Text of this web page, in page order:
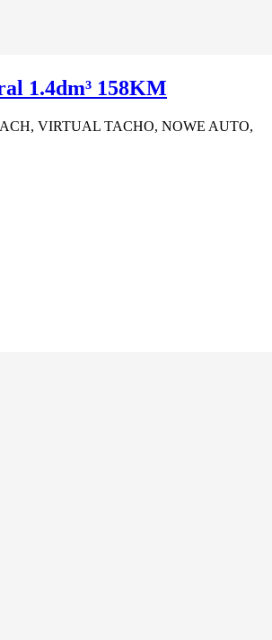
1.4dm³ 158KM
VIRTUAL TACHO, NOWE AUTO,